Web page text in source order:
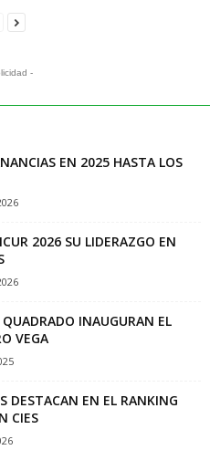
-
EN 2025 HASTA LOS
2026 SU LIDERAZGO EN
INAUGURAN EL
VEGA
DESTACAN EN EL RANKING
CIES